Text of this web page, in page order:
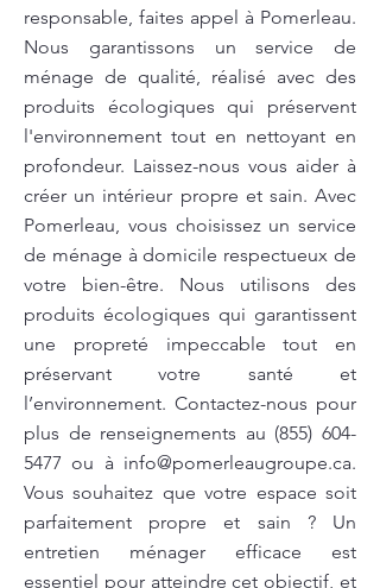
responsable, faites appel à Pomerleau.
Nous garantissons un service de
ménage de qualité, réalisé avec des
produits écologiques qui préservent
l'environnement tout en nettoyant en
profondeur. Laissez-nous vous aider à
créer un intérieur propre et sain. Avec
Pomerleau, vous choisissez un service
de ménage à domicile respectueux de
votre bien-être. Nous utilisons des
produits écologiques qui garantissent
une propreté impeccable tout en
préservant votre santé et
l’environnement. Contactez-nous pour
plus de renseignements au (855) 604-
5477 ou à info@pomerleaugroupe.ca.
Vous souhaitez que votre espace soit
parfaitement propre et sain ? Un
entretien ménager efficace est
essentiel pour atteindre cet objectif, et